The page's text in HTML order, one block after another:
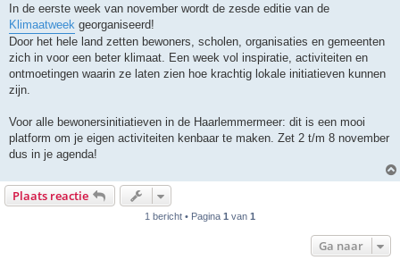
c
h
t
In de eerste week van november wordt de zesde editie van de
Klimaatweek georganiseerd!
Door het hele land zetten bewoners, scholen, organisaties en gemeenten
zich in voor een beter klimaat. Een week vol inspiratie, activiteiten en
ontmoetingen waarin ze laten zien hoe krachtig lokale initiatieven kunnen
zijn.
Voor alle bewonersinitiatieven in de Haarlemmermeer: dit is een mooi
platform om je eigen activiteiten kenbaar te maken. Zet 2 t/m 8 november
dus in je agenda!
Plaats reactie
1 bericht • Pagina 1 van 1
Ga naar